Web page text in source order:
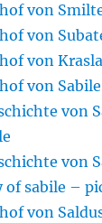
von
von
von
von Sabile
von
von
of sabile –
von